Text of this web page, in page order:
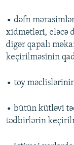
• dəfn
xidmətləri, eləcə
digər qapalı
keçirilməsinin
• toy
• bütün kütləvi
tədbirlərin